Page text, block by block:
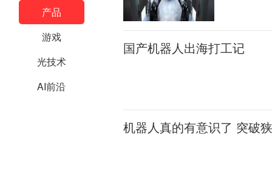
产品
游戏
光技术
AI前沿
国产机器人出海打工记
机器人真的有意识了 突破